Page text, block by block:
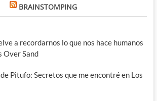
BRAINSTOMPING
a recordarnos lo que nos hace humanos
Over Sand
Pitufo: Secretos que me encontré en Los